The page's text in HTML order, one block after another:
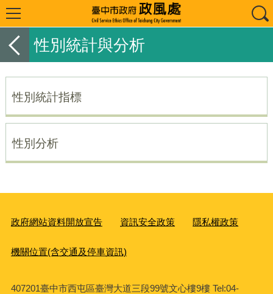
性別統計與分析
性別統計指標
性別分析
政府網站資料開放宣告 資訊安全政策 隱私權政策
機關位置(含交通及停車資訊)
407201臺中市西屯區臺灣大道三段99號文心樓9樓 Tel:04-